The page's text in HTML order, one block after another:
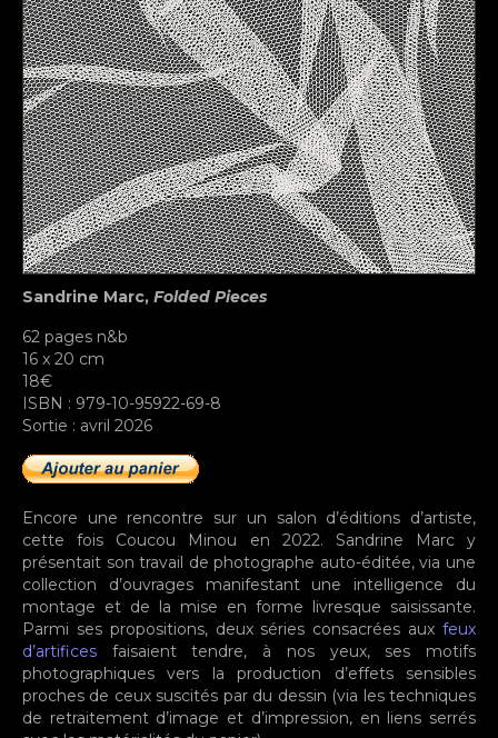
Sandrine Marc, Folded Pieces
62 pages n&b
16 x 20 cm
18€
ISBN : 979-10-95922-69-8
Sortie : avril 2026
Encore une rencontre sur un salon d’éditions d’artiste,
cette fois Coucou Minou en 2022. Sandrine Marc y
présentait son travail de photographe auto-éditée, via une
collection d’ouvrages manifestant une intelligence du
montage et de la mise en forme livresque saisissante.
Parmi ses propositions, deux séries consacrées aux feux
d’artifices faisaient tendre, à nos yeux, ses motifs
photographiques vers la production d’effets sensibles
proches de ceux suscités par du dessin (via les techniques
de retraitement d’image et d’impression, en liens serrés